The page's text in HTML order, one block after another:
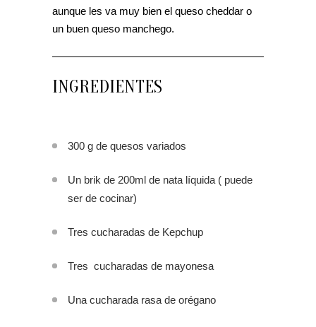
aunque les va muy bien el queso cheddar o
un buen queso manchego.
INGREDIENTES
300 g de quesos variados
Un brik de 200ml de nata líquida ( puede
ser de cocinar)
Tres cucharadas de Kepchup
Tres cucharadas de mayonesa
Una cucharada rasa de orégano